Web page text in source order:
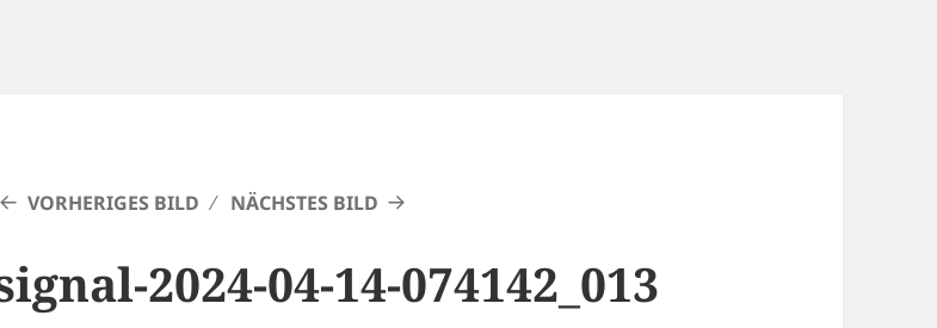
VORHERIGES BILD NÄCHSTES BILD
2024-04-14-074142_013